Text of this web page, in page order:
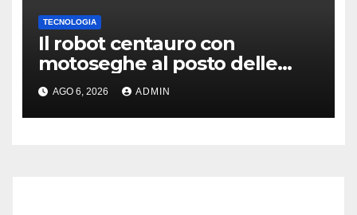
TECNOLOGIA
Il robot centauro con
motoseghe al posto delle
mani è pronto per le missioni
impossibili
AGO 6, 2026 ADMIN